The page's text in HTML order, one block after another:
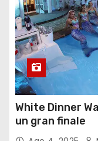
White Dinner
un gran finale